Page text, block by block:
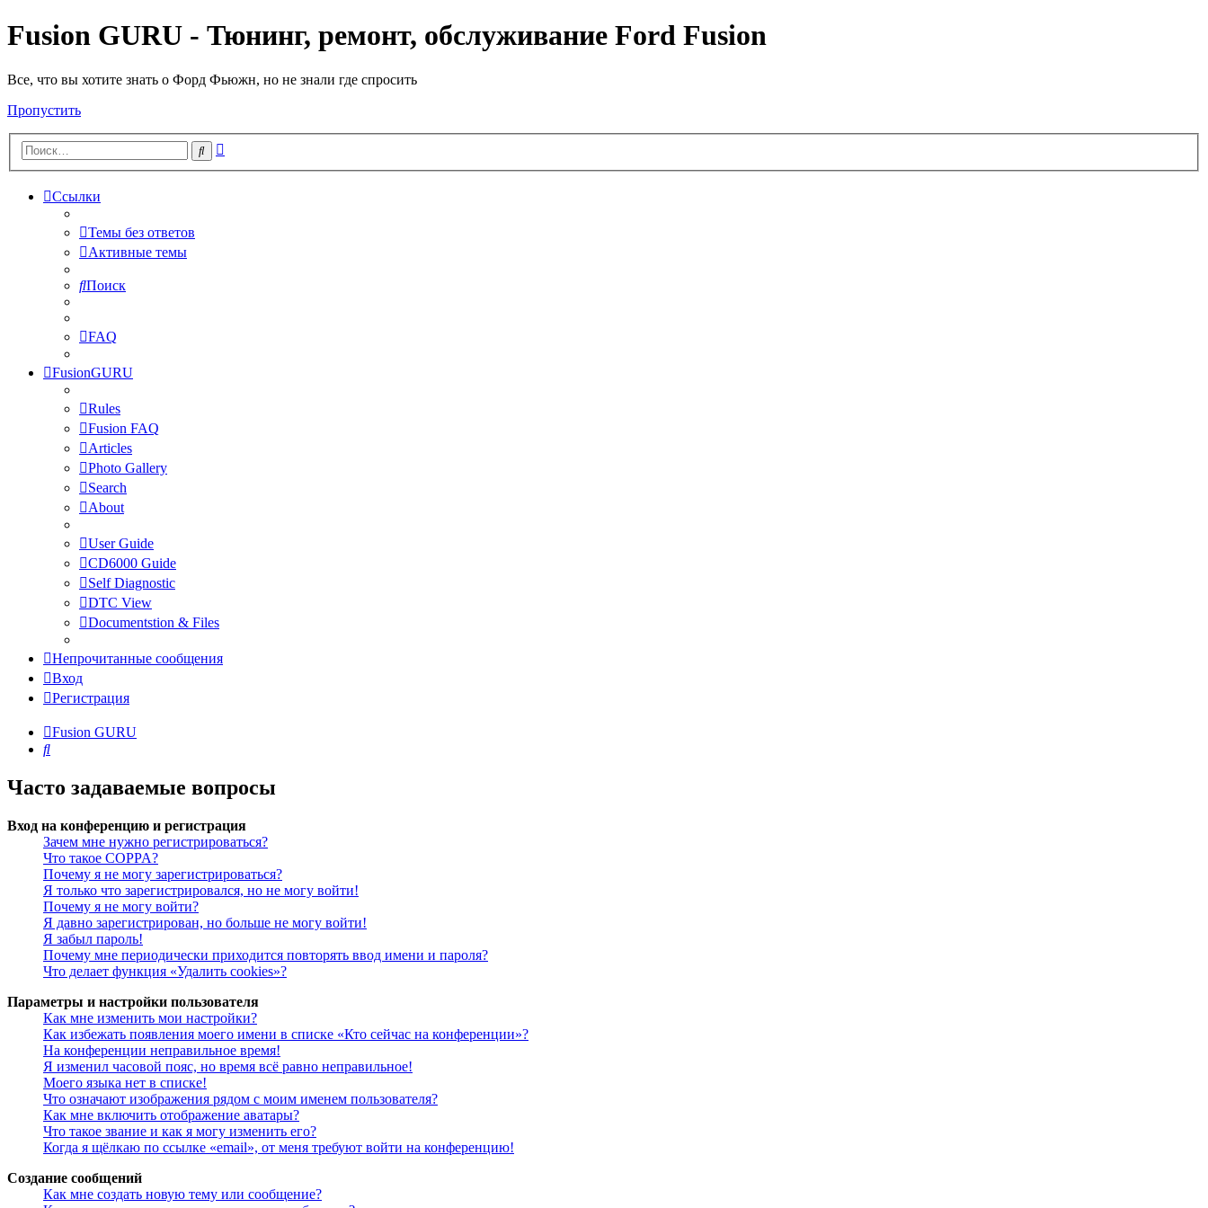
Fusion GURU - Тюнинг, ремонт, обслуживание Ford Fusion
Все, что вы хотите знать о Форд Фьюжн, но не знали где спросить
Пропустить
Поиск
Ссылки
Темы без ответов
Активные темы
Поиск
FAQ
FusionGURU
Rules
Fusion FAQ
Articles
Photo Gallery
Search
About
User Guide
CD6000 Guide
Self Diagnostic
DTC View
Documentstion & Files
Непрочитанные сообщения
Вход
Регистрация
Fusion GURU
Поиск
Часто задаваемые вопросы
Вход на конференцию и регистрация
Зачем мне нужно регистрироваться?
Что такое COPPA?
Почему я не могу зарегистрироваться?
Я только что зарегистрировался, но не могу войти!
Почему я не могу войти?
Я давно зарегистрирован, но больше не могу войти!
Я забыл пароль!
Почему мне периодически приходится повторять ввод имени и пароля?
Что делает функция «Удалить cookies»?
Параметры и настройки пользователя
Как мне изменить мои настройки?
Как избежать появления моего имени в списке «Кто сейчас на конференции»?
На конференции неправильное время!
Я изменил часовой пояс, но время всё равно неправильное!
Моего языка нет в списке!
Что означают изображения рядом с моим именем пользователя?
Как мне включить отображение аватары?
Что такое звание и как я могу изменить его?
Когда я щёлкаю по ссылке «email», от меня требуют войти на конференцию!
Создание сообщений
Как мне создать новую тему или сообщение?